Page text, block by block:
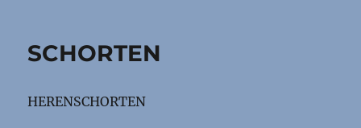
SCHORTEN
HERENSCHORTEN